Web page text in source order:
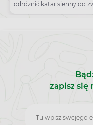
odróżnić katar sienny od
zapisz się
Zapisz